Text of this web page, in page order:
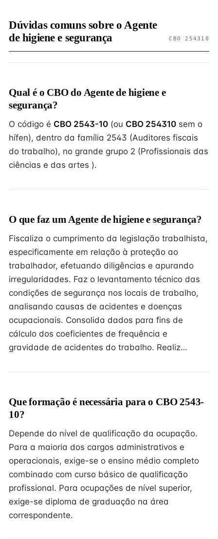
Dúvidas comuns sobre o Agente
de higiene e segurança
CBO 254310
Qual é o CBO do Agente de higiene e
segurança?
O código é CBO 2543-10 (ou CBO 254310 sem o
hífen), dentro da família 2543 (Auditores fiscais
do trabalho), no grande grupo 2 (Profissionais das
ciências e das artes ).
O que faz um Agente de higiene e segurança?
Fiscaliza o cumprimento da legislação trabalhista,
especificamente em relação à proteção ao
trabalhador, efetuando diligências e apurando
irregularidades. Faz o levantamento técnico das
condições de segurança nos locais de trabalho,
analisando causas de acidentes e doenças
ocupacionais. Consolida dados para fins de
cálculo dos coeficientes de frequência e
gravidade de acidentes do trabalho. Realiz…
Que formação é necessária para o CBO 2543-
10?
Depende do nível de qualificação da ocupação.
Para a maioria dos cargos administrativos e
operacionais, exige-se o ensino médio completo
combinado com curso básico de qualificação
profissional. Para ocupações de nível superior,
exige-se diploma de graduação na área
correspondente.